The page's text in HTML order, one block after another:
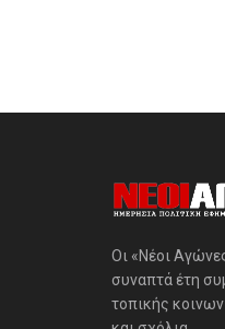
Οι «Νέοι
συναπτά έτη
τοπικής